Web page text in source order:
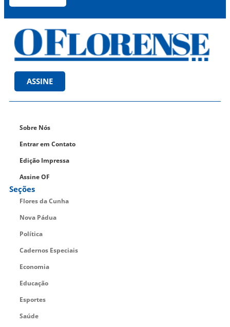
ASSINE
Sobre Nós
Entrar em Contato
Edição Impressa
Assine OF
Seções
Flores da Cunha
Nova Pádua
Política
Cadernos Especiais
Economia
Educação
Esportes
Saúde